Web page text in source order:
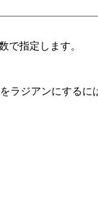
で指定します。
ラジアンにするに